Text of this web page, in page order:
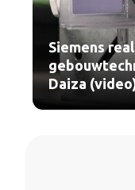
slimme
voor Pairi